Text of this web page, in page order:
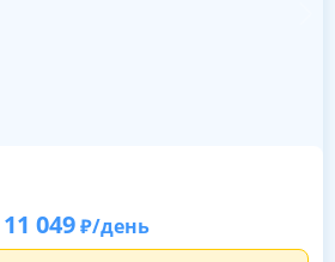
11 049 /день